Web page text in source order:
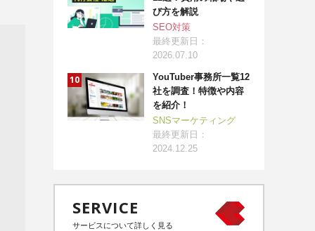
び方を解説
SEO対策
最終更新日：
2026.07.10
YouTuber事務所一覧12
社を調査！特徴や内容
を紹介！
SNSマーケティング
最終更新日：
2024.12.25
SERVICE
サービスについて詳しく見る